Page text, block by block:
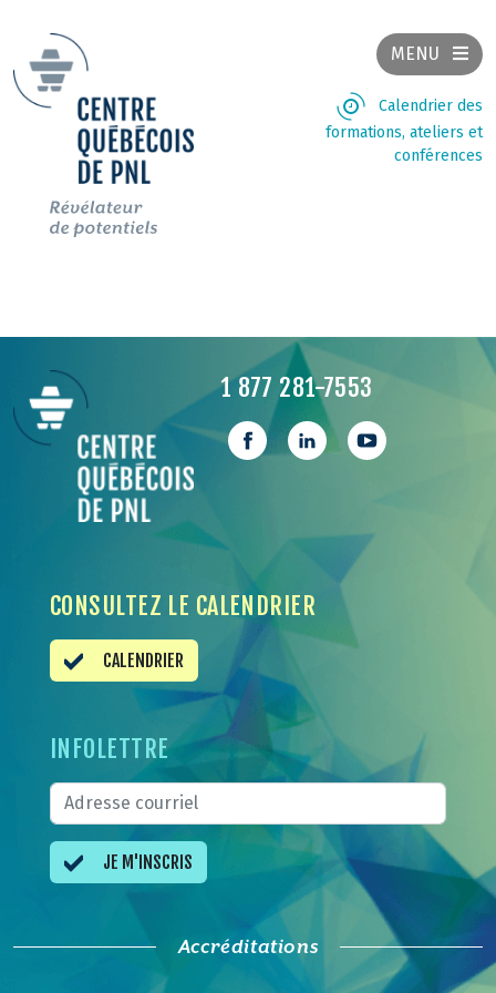
MENU
Calendrier des
formations, ateliers et
conférences
1 877 281-7553
CONSULTEZ LE CALENDRIER
CALENDRIER
INFOLETTRE
JE M'INSCRIS
Accréditations